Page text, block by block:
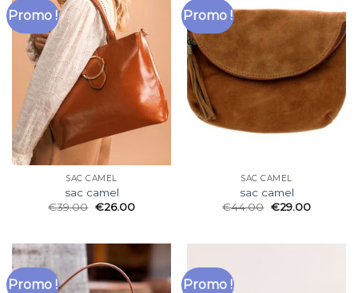
Promo !
SAC CAMEL
sac camel
€39.00 €26.00
Promo !
SAC CAMEL
sac camel
€44.00 €29.00
Promo ! Promo !